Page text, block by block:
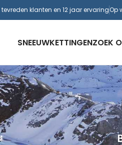
tevreden klanten en 12 jaar ervaringOp
SNEEUWKETTINGENZOEK